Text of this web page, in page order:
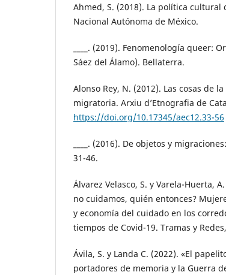
Ahmed, S. (2018). La política cultural
Nacional Autónoma de México.
____. (2019). Fenomenología queer:
Sáez del Álamo). Bellaterra.
Alonso Rey, N. (2012). Las cosas de
migratoria. Arxiu d’Etnografia de
https://doi.org/10.17345/aec12.33-56
____. (2016). De objetos y
31-46.
Álvarez Velasco, S. y Varela-Huerta,
no cuidamos, quién entonces?
y economía del cuidado en los
tiempos de Covid-19. Tramas y
Ávila, S. y Landa C. (2022). «El
portadores de memoria y la Guerra